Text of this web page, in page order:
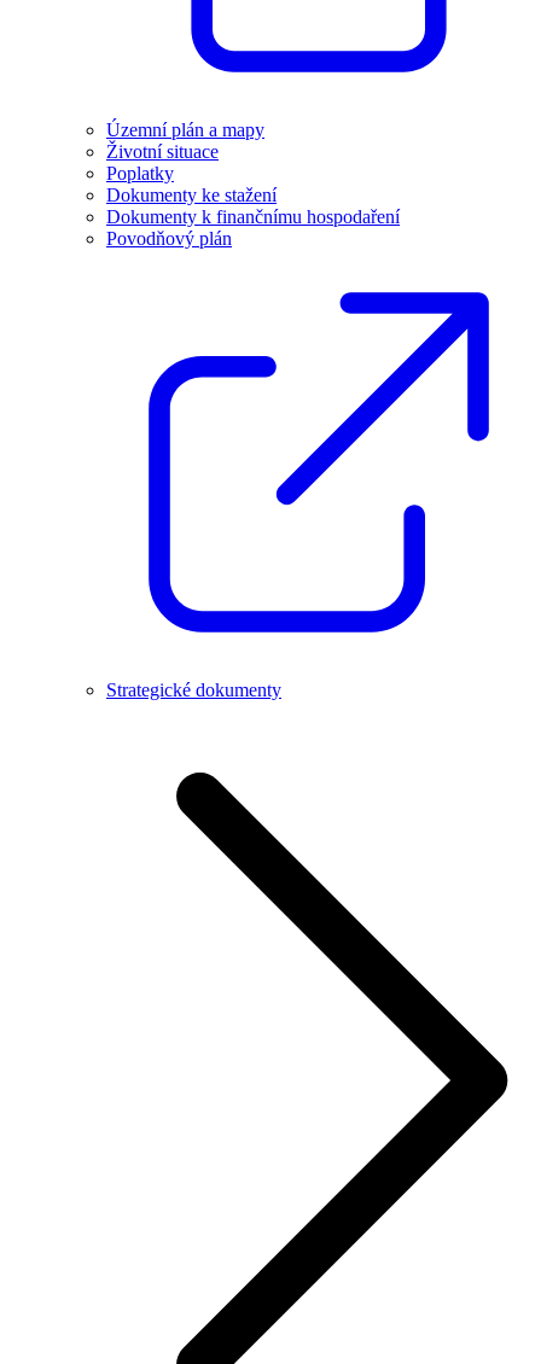
Územní plán a mapy
Životní situace
Poplatky
Dokumenty ke stažení
Dokumenty k finančnímu hospodaření
Povodňový plán
Strategické dokumenty